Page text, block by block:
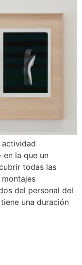
actividad
en la que un
todas las
del personal del
una duración